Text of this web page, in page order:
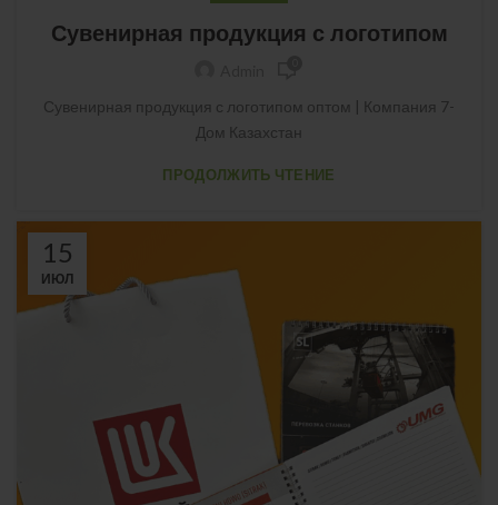
Сувенирная продукция с логотипом
Сувенирная продукция с логотипом оптом | Компания 7-
Дом Казахстан
ПРОДОЛЖИТЬ ЧТЕНИЕ
15
ИЮЛ